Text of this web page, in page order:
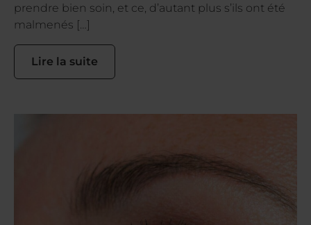
prendre bien soin, et ce, d’autant plus s’ils ont été
malmenés […]
Lire la suite